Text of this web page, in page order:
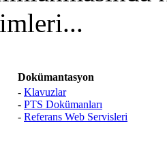
Dokümantasyon
- Klavuzlar
- PTS Dokümanları
- Referans Web Servisleri